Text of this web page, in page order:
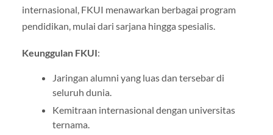
internasional, FKUI menawarkan berbagai program
pendidikan, mulai dari sarjana hingga spesialis.
Keunggulan FKUI:
Jaringan alumni yang luas dan tersebar di
seluruh dunia.
Kemitraan internasional dengan universitas
ternama.